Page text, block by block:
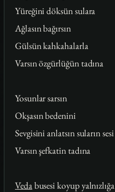
Yüreğini döksün sulara
Ağlasın bağırsın
Gülsün kahkahalarla
Varsın özgürlüğün tadına
Yosunlar sarsın
Okşasın bedenini
Sevgisini anlatsın suların sesi
Varsın şefkatin tadına
Vedabusesi koyup yalnızlığa